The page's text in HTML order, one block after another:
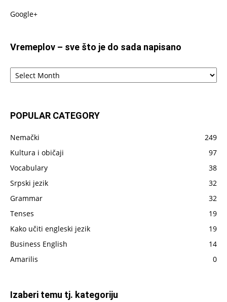
Google+
Vremeplov – sve što je do sada napisano
Vremeplov
do
napisano
POPULAR CATEGORY
Nemački
249
Kultura i običaji
97
Vocabulary
38
Srpski jezik
32
Grammar
32
Tenses
19
Kako učiti engleski jezik
19
Business English
14
Amarilis
0
Izaberi temu tj. kategoriju